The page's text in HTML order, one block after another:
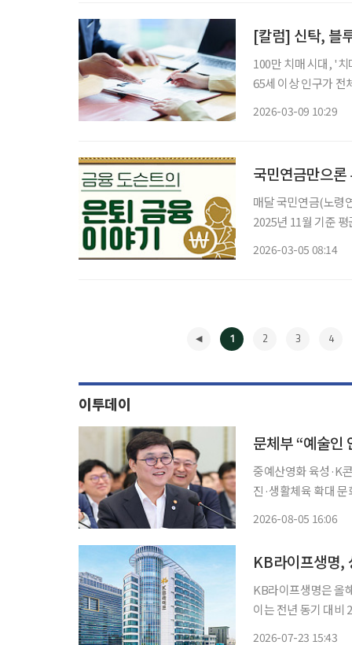
[칼럼] 신탁, 블
100만 치매 시대, '치매머니'가 경제
65세 이상 인구가 전
2026-03-09 10:29
국민연금만으
매달 국민연금(노령
2025년 11월 기준
2026-03-05 08:14
1 2 3 4
이투데이
중예산영화 육성·K
진·생활체육 확대 문화체육관광부가 예술인 사회안전망 확충과 기초예술 육성, K컬처 산업
2026-08-05 16:06
KB라이프생
KB라이프생명은 올
이는 전년 동기 대비 20.4% 감소한 실적
2026-07-23 15:43